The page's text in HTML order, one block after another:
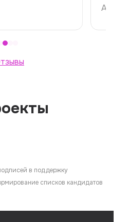
в поддержку
списков кандидатов